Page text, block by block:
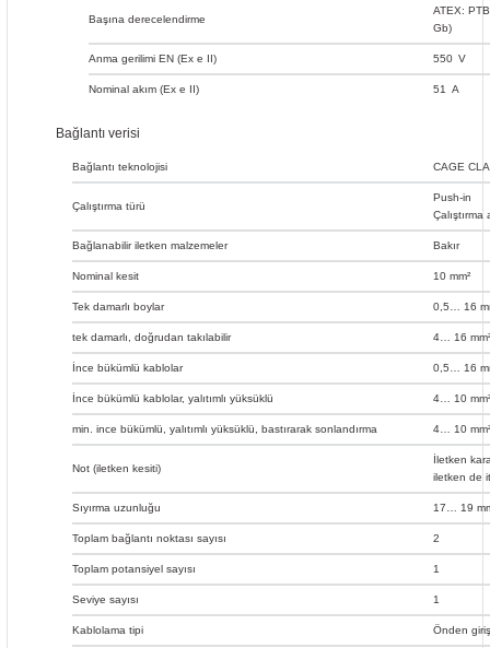
Başına derecelendirme
ATEX:
Gb)
Anma gerilimi EN (Ex e II) 550 V
Nominal akım (Ex e II) 51 A
Bağlantı verisi
Bağlantı teknolojisi CAGE
Çalıştırma türü
Push-in
Çalıştırma
Bağlanabilir iletken malzemeler Bakır
Nominal kesit 10 mm²
Tek damarlı boylar 0,5… 16
tek damarlı, doğrudan takılabilir 4… 16
İnce bükümlü kablolar 0,5… 16
İnce bükümlü kablolar, yalıtımlı yüksüklü 4… 10
min. ince bükümlü, yalıtımlı yüksüklü, bastırarak sonlandırma 4… 10
Not (iletken kesiti)
İletken
iletken de
Sıyırma uzunluğu 17… 19
Toplam bağlantı noktası sayısı 2
Toplam potansiyel sayısı 1
Seviye sayısı 1
Kablolama tipi Önden